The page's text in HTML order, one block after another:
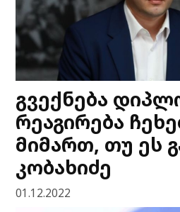
გვექნება
რეაგირება
მიმართ, თუ ეს
კობახიძე
01.12.2022